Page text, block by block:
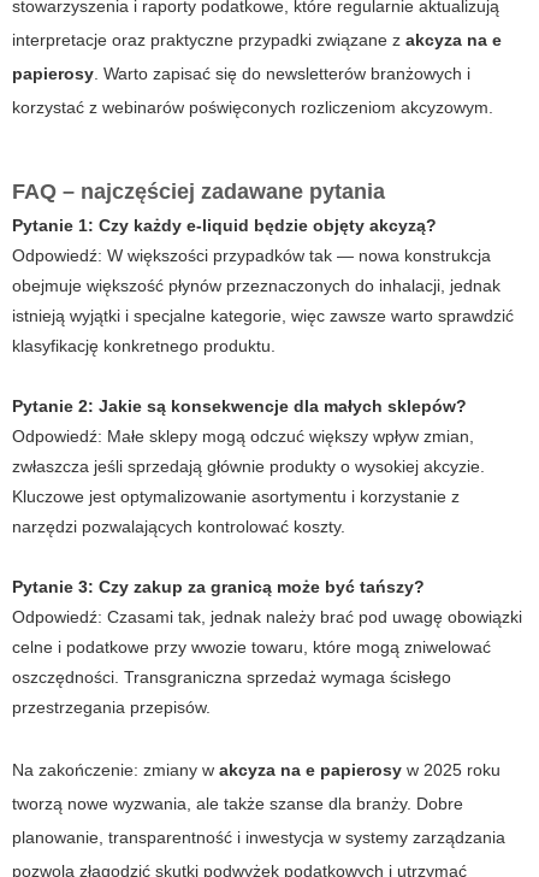
stowarzyszenia i raporty podatkowe, które regularnie aktualizują
interpretacje oraz praktyczne przypadki związane z akcyza na e
papierosy . Warto zapisać się do newsletterów branżowych i
korzystać z webinarów poświęconych rozliczeniom akcyzowym.
FAQ – najczęściej zadawane pytania
Pytanie 1: Czy każdy e-liquid będzie objęty akcyzą?
Odpowiedź: W większości przypadków tak — nowa konstrukcja
obejmuje większość płynów przeznaczonych do inhalacji, jednak
istnieją wyjątki i specjalne kategorie, więc zawsze warto sprawdzić
klasyfikację konkretnego produktu.
Pytanie 2: Jakie są konsekwencje dla małych sklepów?
Odpowiedź: Małe sklepy mogą odczuć większy wpływ zmian,
zwłaszcza jeśli sprzedają głównie produkty o wysokiej akcyzie.
Kluczowe jest optymalizowanie asortymentu i korzystanie z
narzędzi pozwalających kontrolować koszty.
Pytanie 3: Czy zakup za granicą może być tańszy?
Odpowiedź: Czasami tak, jednak należy brać pod uwagę obowiązki
celne i podatkowe przy wwozie towaru, które mogą zniwelować
oszczędności. Transgraniczna sprzedaż wymaga ścisłego
przestrzegania przepisów.
Na zakończenie: zmiany w akcyza na e papierosy w 2025 roku
tworzą nowe wyzwania, ale także szanse dla branży. Dobre
planowanie, transparentność i inwestycja w systemy zarządzania
pozwolą złagodzić skutki podwyżek podatkowych i utrzymać